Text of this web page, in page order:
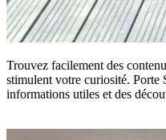
Trouvez facilement des
stimulent votre curiosité. Porte
informations utiles et des